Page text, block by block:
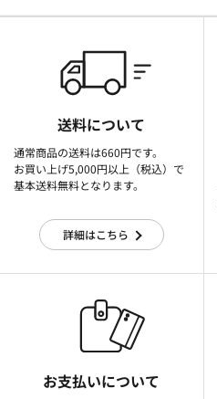
送料について
通常商品の送料は660円です。
お買い上げ5,000円以上（税込）で
基本送料無料となります。
詳細はこちら
お支払いについて